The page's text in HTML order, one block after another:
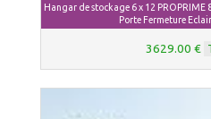
Hangar de stockage 6 x 12 PROPRIME
Porte Fermeture
3629.00 €